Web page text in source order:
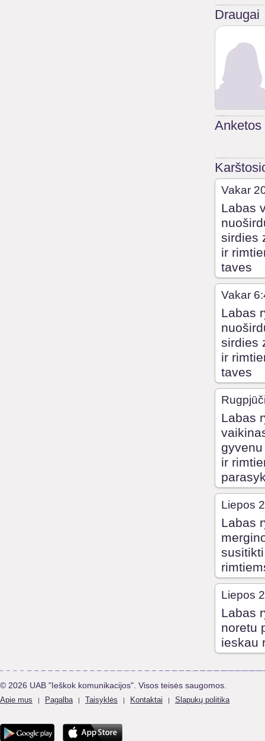
Draugai
Anketos
Vakar
Labas
sirdies
ir
taves
Vakar
Labas
sirdies
ir
taves
Labas
ir
Liepos
Labas
Liepos
Labas
noretu
ieskau
© 2026 UAB "Ieškok komunikacijos". Visos teisės saugomos.
Apie mus | Pagalba | Taisyklės | Kontaktai | Slapukų politika